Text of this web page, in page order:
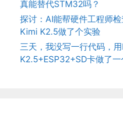
真能替代STM32吗？
探讨：AI能帮硬件工程师
Kimi K2.5做了个实验
三天，我没写一行代码，
K2.5+ESP32+SD卡做了